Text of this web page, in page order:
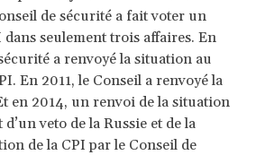
de sécurité a fait voter un
seulement trois affaires. En
a renvoyé la situation au
En 2011, le Conseil a renvoyé la
en 2014, un renvoi de la situation
veto de la Russie et de la
de la CPI par le Conseil de